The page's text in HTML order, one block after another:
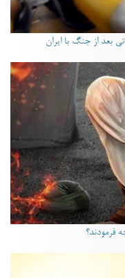
بعد از جنگ با ایران
فرمودند؟